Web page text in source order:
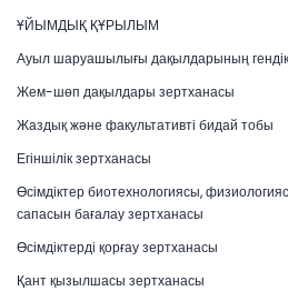
ҰЙЫМДЫҚ ҚҰРЫЛЫМ
Ауыл шаруашылығы дақылдарының
Жем-шөп дақылдары зертханасы
Жаздық және факультативті бидай тобы
Егіншілік зертханасы
Өсімдіктер биотехнологиясы,
сапасын бағалау зертханасы
Өсімдіктерді қорғау зертханасы
Қант қызылшасы зертханасы